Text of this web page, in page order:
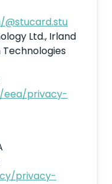
Ltd., Irland
eea/privacy-
privacy-